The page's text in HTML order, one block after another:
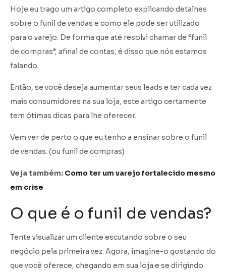
Hoje eu trago um artigo completo explicando detalhes
sobre o funil de vendas e como ele pode ser utilizado
para o varejo. De forma que até resolvi chamar de “funil
de compras”, afinal de contas, é disso que nós estamos
falando.
Então, se você deseja aumentar seus leads e ter cada vez
mais consumidores na sua loja, este artigo certamente
tem ótimas dicas para lhe oferecer.
Vem ver de perto o que eu tenho a ensinar sobre o funil
de vendas. (ou funil de compras)
Veja também: Como ter um varejo fortalecido mesmo
em crise
O que é o funil de vendas?
Tente visualizar um cliente escutando sobre o seu
negócio pela primeira vez. Agora, imagine-o gostando do
que você oferece, chegando em sua loja e se dirigindo